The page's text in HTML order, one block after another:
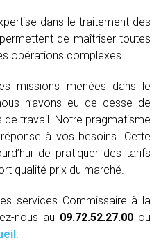
dans le traitement des
de maîtriser toutes
opérations complexes.
missions menées dans le
n’avons eu de cesse de
de travail. Notre pragmatisme
à vos besoins. Cette
de pratiquer des tarifs
qualité prix du marché.
services Commissaire à la
nous au 09.72.52.27.00 ou